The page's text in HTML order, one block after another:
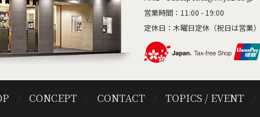
営業時間：11:00 - 19:00
定休日：木曜日定休（祝日は営業）
CONCEPT CONTACT TOPICS / EVENT